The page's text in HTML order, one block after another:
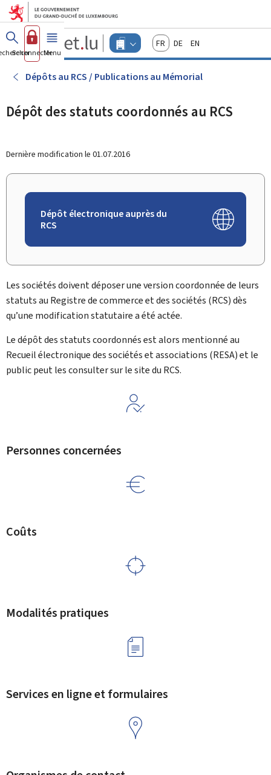
Aller au menu principal
Aller au contenu
Guichet.lu
Changer
d'espace
-
Menu
actif
FrançaisDeutschEnglish
Se connecterMenu principal
Dépôts au RCS / Publications au Mémorial
Dépôt des statuts coordonnés au RCS
Dernière modification le 01.07.2016
Dépôt électronique auprès du
RCS
Les sociétés doivent déposer une version coordonnée de leurs
statuts au Registre de commerce et des sociétés (RCS) dès
qu’une modification statutaire a été actée.
Le dépôt des statuts coordonnés est alors mentionné au
Recueil électronique des sociétés et associations (RESA) et le
public peut les consulter sur le site du RCS.
Personnes concernées
Coûts
Modalités pratiques
Services en ligne et formulaires